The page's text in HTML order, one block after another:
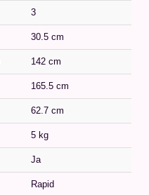
3
30.5 cm
142 cm
165.5 cm
62.7 cm
5 kg
Ja
Rapid